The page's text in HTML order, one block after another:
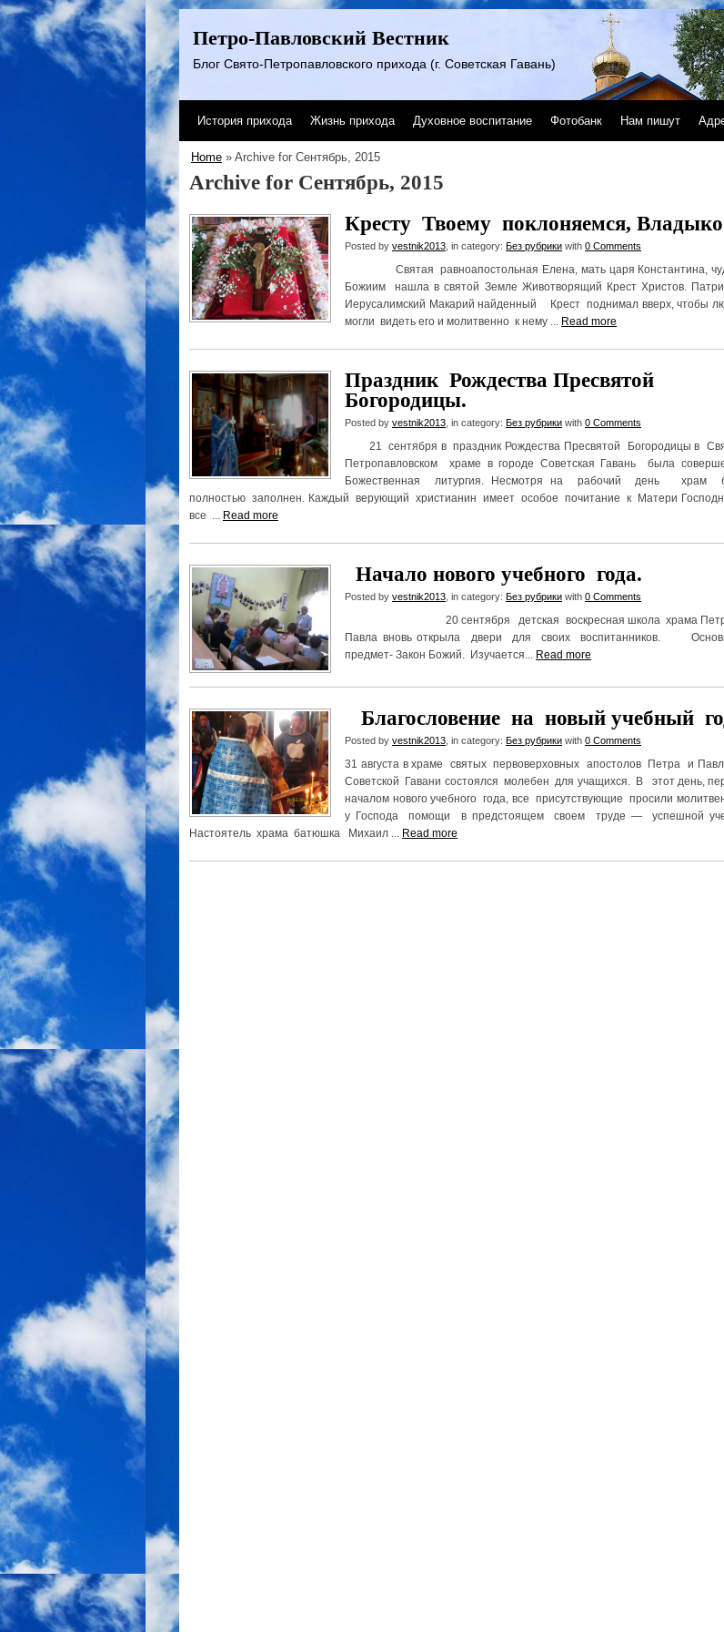
Петро-Павловский Вестник
Блог Свято-Петропавловского прихода (г. Советская Гавань)
История прихода Жизнь прихода Духовное воспитание Фотобанк Нам пишут
Home » Archive for Сентябрь, 2015
Archive for Сентябрь, 2015
Кресту Твоему поклоняемся,
Posted by vestnik2013 , in category: Без рубрики with 0 Comments
Святая равноапостольная Елена, мать царя Константина,
Божиим нашла в святой Земле Животворящий Крест Христов.
Иерусалимский Макарий найденный Крест поднимал вверх, чтобы
могли видеть его и молитвенно к нему ... Read more
Праздник Рождества Пресвятой
Богородицы.
Posted by vestnik2013 , in category: Без рубрики with 0 Comments
21 сентября в праздник Рождества Пресвятой Богородицы в
Петропавловском храме в городе Советская Гавань была
Божественная литургия. Несмотря на рабочий день храм
полностью заполнен. Каждый верующий христианин имеет особое почитание к Матери
все ... Read more
Начало нового учебного года.
Posted by vestnik2013 , in category: Без рубрики with 0 Comments
20 сентября детская воскресная школа храма
Павла вновь открыла двери для своих воспитанников.
предмет- Закон Божий. Изучается... Read more
Благословение на новый учебный
Posted by vestnik2013 , in category: Без рубрики with 0 Comments
31 августа в храме святых первоверховных апостолов Петра и
Советской Гавани состоялся молебен для учащихся. В этот день,
началом нового учебного года, все присутствующие просили
у Господа помощи в предстоящем своем труде — успешной
Настоятель храма батюшка Михаил ... Read more